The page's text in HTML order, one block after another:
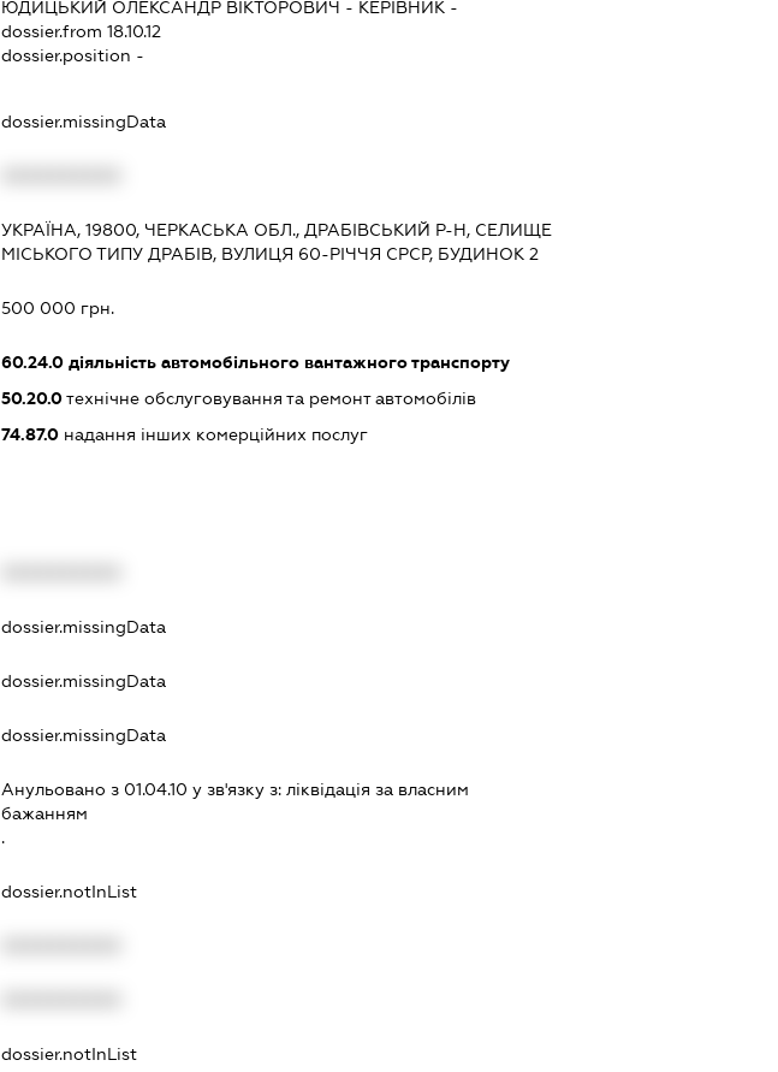
ЮДИЦЬКИЙ ОЛЕКСАНДР ВІКТОРОВИЧ - КЕРІВНИК -
dossier.from 18.10.12
dossier.position -
dossier.missingData
УКРАЇНА, 19800, ЧЕРКАСЬКА ОБЛ., ДРАБІВСЬКИЙ Р-Н, СЕЛИЩЕ
МІСЬКОГО ТИПУ ДРАБІВ, ВУЛИЦЯ 60-РІЧЧЯ СРСР, БУДИНОК 2
500 000 грн.
60.24.0діяльність автомобільного вантажного транспорту
50.20.0технічне обслуговування та ремонт автомобілів
74.87.0надання інших комерційних послуг
dossier.missingData
dossier.missingData
dossier.missingData
Анульовано з 01.04.10 у зв'язку з: лiквiдацiя за власним
бажанням
.
dossier.notInList
dossier.notInList